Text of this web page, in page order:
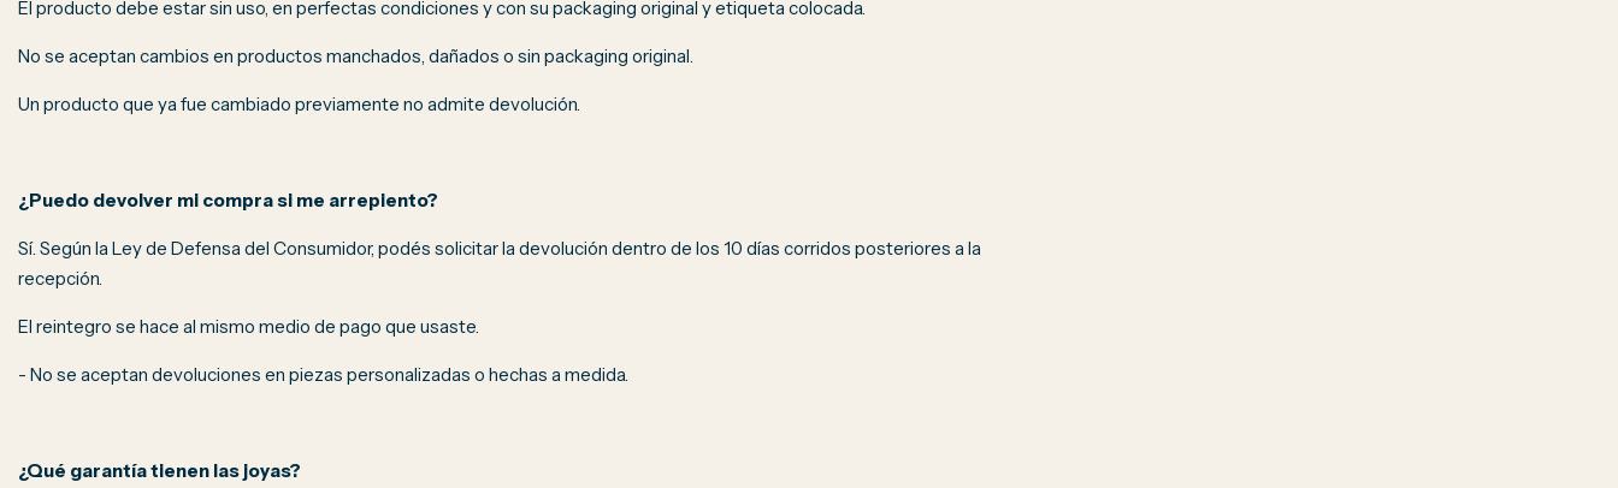
El producto debe estar sin uso, en perfectas condiciones y con su packaging original y etiqueta colocada.
No se aceptan cambios en productos manchados, dañados o sin packaging original.
Un producto que ya fue cambiado previamente no admite devolución.
¿Puedo devolver mi compra si me arrepiento?
Sí. Según la Ley de Defensa del Consumidor, podés solicitar la devolución dentro de los 10 días corridos posteriores a la
recepción.
El reintegro se hace al mismo medio de pago que usaste.
- No se aceptan devoluciones en piezas personalizadas o hechas a medida.
¿Qué garantía tienen las joyas?